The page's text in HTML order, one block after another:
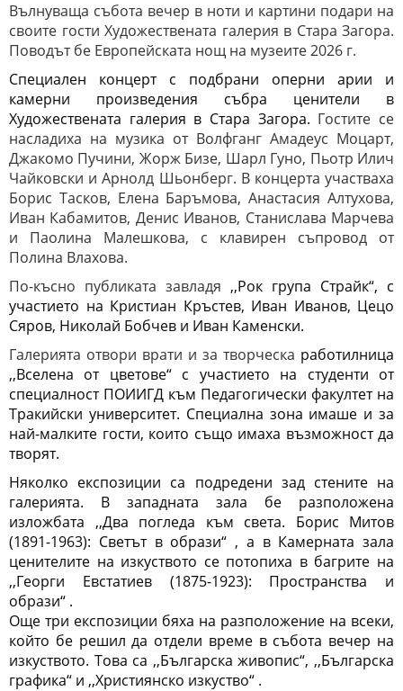
Вълнуваща събота вечер в ноти и картини подари на
своите гости Художествената галерия в Стара Загора.
Поводът бе Европейската нощ на музеите 2026 г.
Специален концерт с подбрани оперни арии и
камерни произведения събра ценители в
Художествената галерия в Стара Загора. Гостите се
насладиха на музика от Волфганг Амадеус Моцарт,
Джакомо Пучини, Жорж Бизе, Шарл Гуно, Пьотр Илич
Чайковски и Арнолд Шьонберг. В концерта участваха
Борис Тасков, Елена Баръмова, Анастасия Алтухова,
Иван Кабамитов, Денис Иванов, Станислава Марчева
и Паолина Малешкова, с клавирен съпровод от
Полина Влахова.
По-късно публиката завладя ,,Рок група Страйк“, с
участието на Кристиан Кръстев, Иван Иванов, Цецо
Сяров, Николай Бобчев и Иван Каменски.
Галерията отвори врати и за творческа работилница
,,Вселена от цветове“ с участието на студенти от
специалност ПОИИГД към Педагогически факултет на
Тракийски университет. Специална зона имаше и за
най-малките гости, които също имаха възможност да
творят.
Няколко експозиции са подредени зад стените на
галерията. В западната зала бе разположена
изложбата ,,Два погледа към света. Борис Митов
(1891-1963): Светът в образи“ , а в Камерната зала
ценителите на изкуството се потопиха в багрите на
,,Георги Евстатиев (1875-1923): Пространства и
образи“ .
Още три експозиции бяха на разположение на всеки,
който бе решил да отдели време в събота вечер на
изкуството. Това са ,,Българска живопис“, ,,Българска
графика“ и ,,Християнско изкуство“ .